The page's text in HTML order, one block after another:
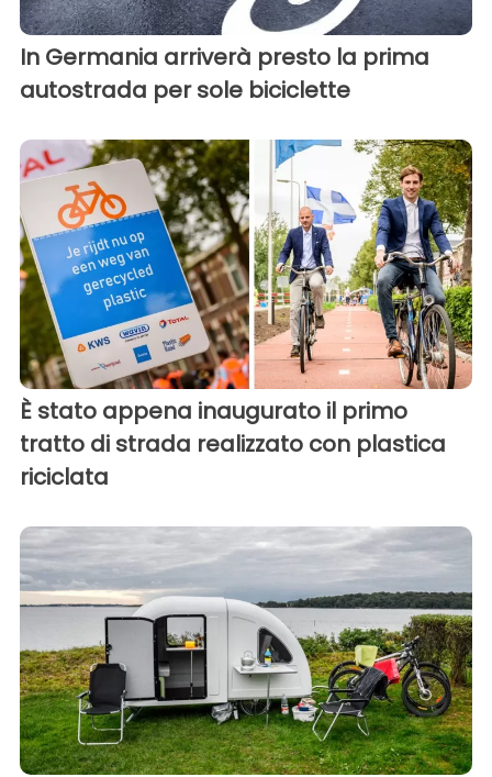
In Germania arriverà presto la prima
autostrada per sole biciclette
È stato appena inaugurato il primo
tratto di strada realizzato con plastica
riciclata